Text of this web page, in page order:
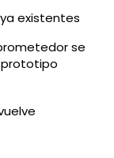
existentes
se